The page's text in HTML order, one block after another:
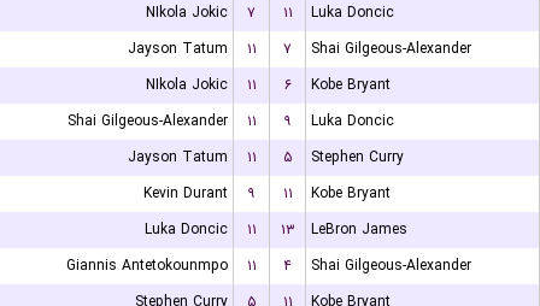
NIkola Jokic
۷ ۱۱
Luka Doncic
Jayson Tatum
۱۱ ۷
Shai Gilgeous-Alexander
NIkola Jokic
۱۱ ۶
Kobe Bryant
Shai Gilgeous-Alexander
۱۱ ۹
Luka Doncic
Jayson Tatum
۱۱ ۵
Stephen Curry
Kevin Durant
۹ ۱۱
Kobe Bryant
Luka Doncic
۱۱ ۱۳
LeBron James
Giannis Antetokounmpo
۱۱ ۴
Shai Gilgeous-Alexander